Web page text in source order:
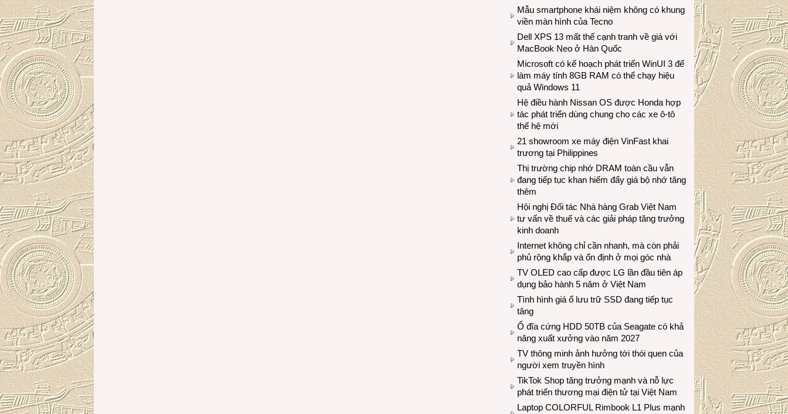
Mẫu smartphone khái niệm không có khung
viền màn hình của Tecno
Dell XPS 13 mất thế cạnh tranh về giá với
MacBook Neo ở Hàn Quốc
Microsoft có kế hoạch phát triển WinUI 3 để
làm máy tính 8GB RAM có thể chạy hiệu
quả Windows 11
Hệ điều hành Nissan OS được Honda hợp
tác phát triển dùng chung cho các xe ô-tô
thế hệ mới
21 showroom xe máy điện VinFast khai
trương tại Philippines
Thị trường chip nhớ DRAM toàn cầu vẫn
đang tiếp tục khan hiếm đẩy giá bộ nhớ tăng
thêm
Hội nghị Đối tác Nhà hàng Grab Việt Nam
tư vấn về thuế và các giải pháp tăng trưởng
kinh doanh
Internet không chỉ cần nhanh, mà còn phải
phủ rộng khắp và ổn định ở mọi góc nhà
TV OLED cao cấp được LG lần đầu tiên áp
dụng bảo hành 5 năm ở Việt Nam
Tình hình giá ổ lưu trữ SSD đang tiếp tục
tăng
Ổ đĩa cứng HDD 50TB của Seagate có khả
năng xuất xưởng vào năm 2027
TV thông minh ảnh hưởng tới thói quen của
người xem truyền hình
TikTok Shop tăng trưởng mạnh và nỗ lực
phát triển thương mại điện tử tại Việt Nam
Laptop COLORFUL Rimbook L1 Plus mạnh